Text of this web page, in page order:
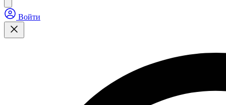
Войти